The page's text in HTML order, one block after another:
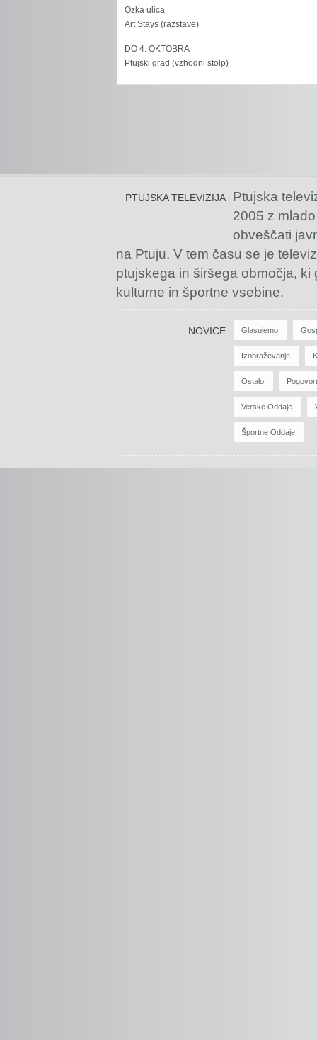
Ozka ulica
Art Stays (razstave)
DO 4. OKTOBRA
Ptujski grad (vzhodni stolp)
PTUJSKA TELEVIZIJA
Ptujska
2005 z
obveščati
na Ptuju. V tem času se je
ptujskega in širšega območja,
kulturne in športne vsebine.
NOVICE Glasujemo
Izobraževanje
Ostalo
Verske Oddaje
Športne Oddaje